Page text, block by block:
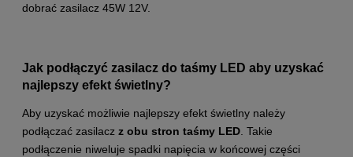
dobrać zasilacz 45W 12V.
Jak podłączyć zasilacz do taśmy LED aby uzyskać
najlepszy efekt świetlny?
Aby uzyskać możliwie najlepszy efekt świetlny należy
podłączać zasilacz z obu stron taśmy LED. Takie
podłączenie niweluje spadki napięcia w końcowej części